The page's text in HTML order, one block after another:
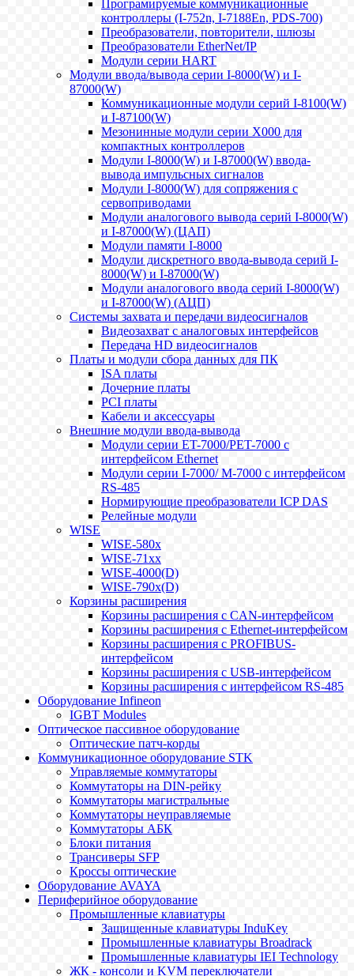
Програмируемые коммуникационные
контроллеры (I-752n, I-7188En, PDS-700)
Преобразователи, повторители, шлюзы
Преобразователи EtherNet/IP
Модули серии HART
Модули ввода/вывода серии I-8000(W) и I-
87000(W)
Коммуникационные модули серий I-8100(W)
и I-87100(W)
Мезонинные модули серии X000 для
компактных контроллеров
Модули I-8000(W) и I-87000(W) ввода-
вывода импульсных сигналов
Модули I-8000(W) для сопряжения с
сервоприводами
Модули аналогового вывода серий I-8000(W)
и I-87000(W) (ЦАП)
Модули памяти I-8000
Модули дискретного ввода-вывода серий I-
8000(W) и I-87000(W)
Модули аналогового ввода серий I-8000(W)
и I-87000(W) (АЦП)
Системы захвата и передачи видеосигналов
Видеозахват с аналоговых интерфейсов
Передача HD видеосигналов
Платы и модули сбора данных для ПК
ISA платы
Дочерние платы
PCI платы
Кабели и аксессуары
Внешние модули ввода-вывода
Модули серии ET-7000/PET-7000 с
интерфейсом Ethernet
Модули серии I-7000/ M-7000 с интерфейсом
RS-485
Нормирующие преобразователи ICP DAS
Релейные модули
WISE
WISE-580x
WISE-71xx
WISE-4000(D)
WISE-790x(D)
Корзины расширения
Корзины расширения с CAN-интерфейсом
Корзины расширения с Ethernet-интерфейсом
Корзины расширения с PROFIBUS-
интерфейсом
Корзины расширения с USB-интерфейсом
Корзины расширения с интерфейсом RS-485
Оборудование Infineon
IGBT Modules
Оптическое пассивное оборудование
Оптические патч-корды
Коммуникационное оборудование STK
Управляемые коммутаторы
Коммутаторы на DIN-рейку
Коммутаторы магистральные
Коммутаторы неуправляемые
Коммутаторы АБК
Блоки питания
Трансиверы SFP
Кроссы оптические
Оборудование AVAYA
Периферийное оборудование
Промышленные клавиатуры
Защищенные клавиатуры InduKey
Промышленные клавиатуры Broadrack
Промышленные клавиатуры IEI Technology
ЖК - консоли и KVM переключатели